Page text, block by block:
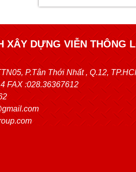
XÂY DỰNG VIỄN THÔNG
P.Tân Thới Nhất, Q.12,
FAX :028.36367612